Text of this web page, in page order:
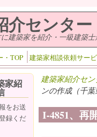
介センター
建築家を紹介・一級建築
・TOP 建築家相談依頼サー
建築家紹介セ
ンの作成（千
I-4851、再
家紹
をお送
録くだ